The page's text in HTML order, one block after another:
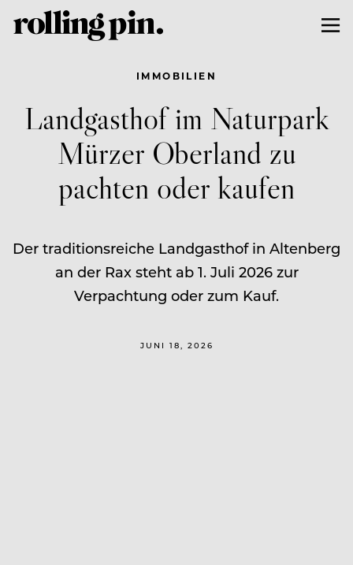
IMMOBILIEN
Landgasthof im Naturpark
Mürzer Oberland zu
pachten oder kaufen
Der traditionsreiche Landgasthof in Altenberg
an der Rax steht ab 1. Juli 2026 zur
Verpachtung oder zum Kauf.
JUNI 18, 2026